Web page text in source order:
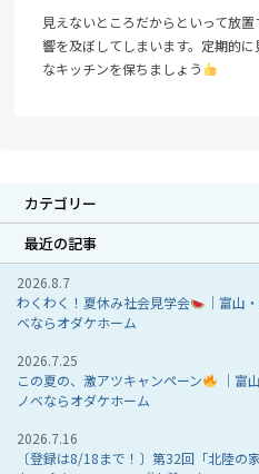
見えないところだからといって放
響を及ぼしてしまいます。定期的
なキッチンを保ちましょう
カテゴリー
最近の記事
2026.8.7
わくわく！夏休み社会見学会
｜富山
ベならオダケホーム
2026.7.25
この夏の、激アツキャンペーン
｜富
ノベならオダケホーム
2026.7.16
〔登録は8/18まで！〕第32回「北陸の